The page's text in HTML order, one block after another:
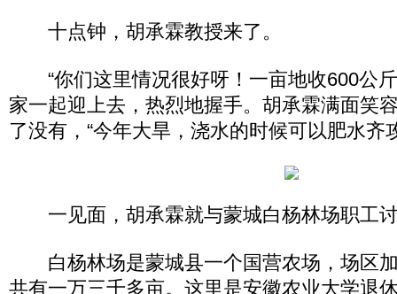
十点钟，胡承霖教授来了。
“你们这里情况很好呀！一亩地收600公斤
家一起迎上去，热烈地握手。胡承霖满面笑
了没有，“今年大旱，浇水的时候可以肥水齐
一见面，胡承霖就与蒙城白杨林场职工
白杨林场是蒙城县一个国营农场，场区
共有一万三千多亩。这里是安徽农业大学退